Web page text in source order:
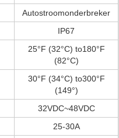
Autostroomonderbreker
IP67
25°F (32°C) to180°F
(82°C)
30°F (34°C) to300°F
(149°)
32VDC~48VDC
25-30A